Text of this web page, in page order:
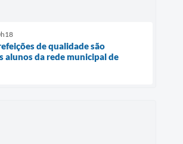
de qualidade são
alunos da rede municipal de